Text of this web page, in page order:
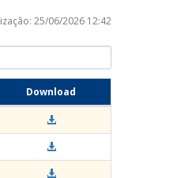
25/06/2026 12:42
Download